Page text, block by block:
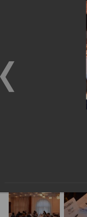
ЭЛЕКТРОННЫЕ
СКЛАД.
Семинар с КГД и